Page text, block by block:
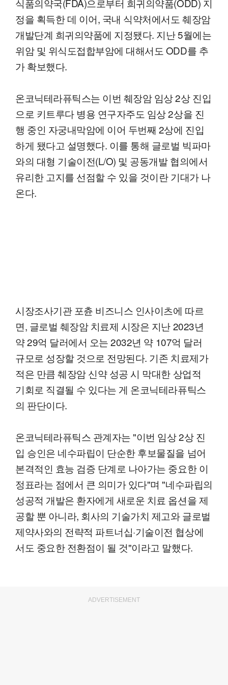
정을 획득한 데 이어, 국내 식약처에서도 췌장암
개발단계 희귀의약품에 지정됐다. 지난 5월에는
위암 및 위식도접합부암에 대해서도 ODD를 추
가 확보했다.
온코닉테라퓨틱스는 이번 췌장암 임상 2상 진입
으로 키트루다 병용 연구자주도 임상 2상을 진
행 중인 자궁내막암에 이어 두번째 2상에 진입
하게 됐다고 설명했다. 이를 통해 글로벌 빅파마
와의 대형 기술이전(L/O) 및 공동개발 협의에서
유리한 고지를 선점할 수 있을 것이란 기대가 나
온다.
시장조사기관 포츈 비즈니스 인사이츠에 따르
면, 글로벌 췌장암 치료제 시장은 지난 2023년
약 29억 달러에서 오는 2032년 약 107억 달러
규모로 성장할 것으로 전망된다. 기존 치료제가
적은 만큼 췌장암 신약 성공 시 막대한 상업적
기회로 직결될 수 있다는 게 온코닉테라퓨틱스
의 판단이다.
온코닉테라퓨틱스 관계자는 "이번 임상 2상 진
입 승인은 네수파립이 단순한 후보물질을 넘어
본격적인 효능 검증 단계로 나아가는 중요한 이
정표라는 점에서 큰 의미가 있다"며 "네수파립의
성공적 개발은 환자에게 새로운 치료 옵션을 제
공할 뿐 아니라, 회사의 기술가치 제고와 글로벌
제약사와의 전략적 파트너십·기술이전 협상에
서도 중요한 전환점이 될 것"이라고 말했다.
ADVERTISEMENT